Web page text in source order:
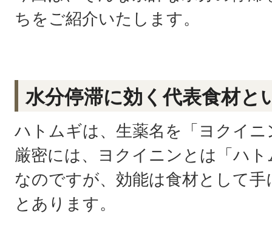
ちをご紹介いたします。
水分停滞に効く代表食材と
ハトムギは、生薬名を「ヨクイ
厳密には、ヨクイニンとは「ハ
なのですが、効能は食材として
とあります。